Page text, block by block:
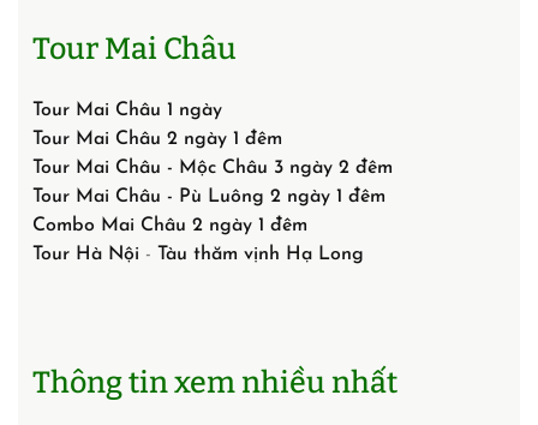
Tour Mai Châu
Tour Mai Châu 1 ngày
Tour Mai Châu 2 ngày 1 đêm
Tour Mai Châu - Mộc Châu 3 ngày 2 đêm
Tour Mai Châu - Pù Luông 2 ngày 1 đêm
Combo Mai Châu 2 ngày 1 đêm
Tour Hà Nội - Tàu thăm vịnh Hạ Long
Thông tin xem nhiều nhất